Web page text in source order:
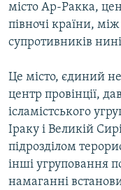
Усі сайти RFE/RL
місто Ар-Ракка,
півночі країни,
супротивників
Це місто, єдиний
центр провінції,
ісламістського
Іраку і Великій
підрозділом
інші угруповання
намаганні